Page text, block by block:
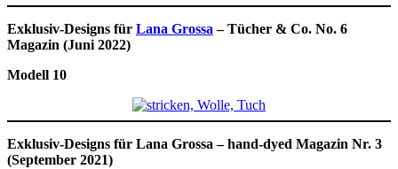
Exklusiv-Designs für Lana Grossa– Tücher & Co. No. 6
Magazin (Juni 2022)
Modell 10
Exklusiv-Designs für Lana Grossa – hand-dyed Magazin Nr. 3
(September 2021)